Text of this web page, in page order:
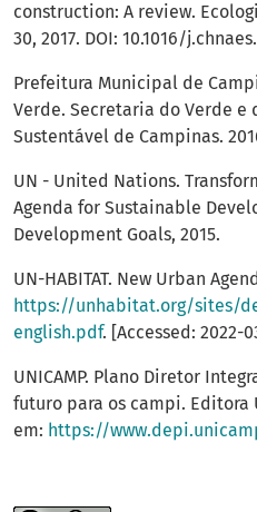
construction: A review.
30, 2017. DOI: 10.1016/
Prefeitura Municipal de
Verde. Secretaria do Verde e
Sustentável de Campinas.
UN - United Nations.
Agenda for Sustainable
Development Goals, 2015.
UN-HABITAT. New Urban
https://unhabitat.org/sites/
english.pdf. [Accessed: 2022-
UNICAMP. Plano Diretor
futuro para os campi. Editora
em: https://